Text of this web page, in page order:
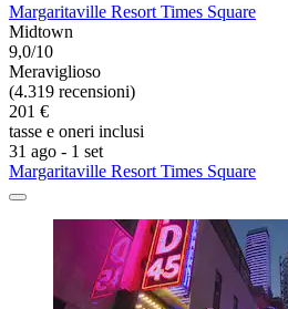
Margaritaville Resort Times Square
Midtown
9,0/10
Meraviglioso
(4.319 recensioni)
201 €
tasse e oneri inclusi
31 ago - 1 set
Margaritaville Resort Times Square